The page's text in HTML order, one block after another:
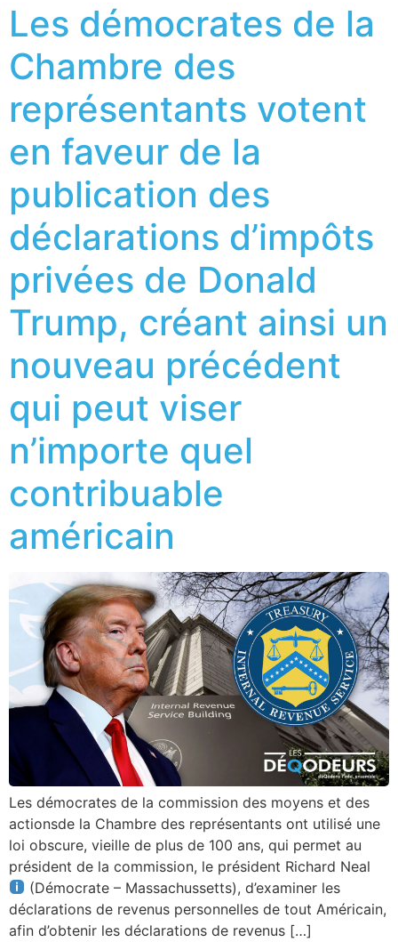
Les démocrates de la
Chambre des
représentants votent
en faveur de la
publication des
déclarations d’impôts
privées de Donald
Trump, créant ainsi un
nouveau précédent
qui peut viser
n’importe quel
contribuable
américain
Les démocrates de la commission des moyens et des
actionsde la Chambre des représentants ont utilisé une
loi obscure, vieille de plus de 100 ans, qui permet au
président de la commission, le président Richard Neal
(Démocrate – Massachussetts), d’examiner les
déclarations de revenus personnelles de tout Américain,
afin d’obtenir les déclarations de revenus […]